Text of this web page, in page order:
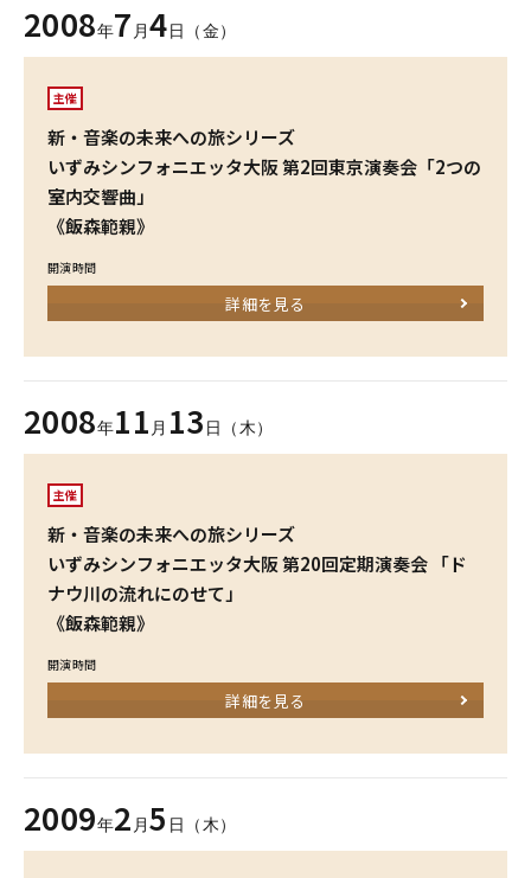
2008年7 月4日（金）
主催
新・音楽の未来への旅シリーズ
いずみシンフォニエッタ大阪 第2回東京演奏会「2つの
室内交響曲」
《飯森範親》
開演時間
詳細を見る
2008年11 月 13 日（木）
主催
新・音楽の未来への旅シリーズ
いずみシンフォニエッタ大阪 第20回定期演奏会 「ド
ナウ川の流れにのせて」
《飯森範親》
開演時間
詳細を見る
2009年2 月5 日（木）